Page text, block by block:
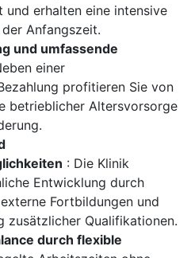
erhalten eine intensive
Anfangszeit.
und umfassende
einer
profitieren Sie von
betrieblicher Altersvorsorge
: Die Klinik
Entwicklung durch
Fortbildungen und
zusätzlicher Qualifikationen.
durch flexible